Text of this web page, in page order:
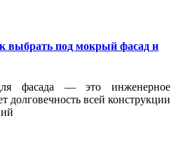
выбрать под мокрый фасад и
фасада — это инженерное
долговечность всей конструкции